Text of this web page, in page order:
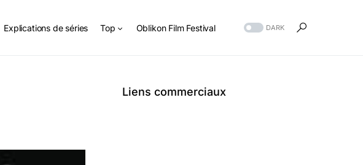
Explications de séries Top Oblikon Film Festival DARK
Liens commerciaux